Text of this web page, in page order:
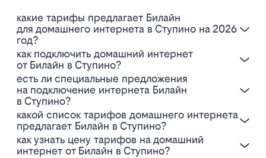
Какие тарифы предлагает Билайн
для домашнего интернета в Ступино на 2026
год?
Как подключить домашний интернет
от Билайн в Ступино?
Есть ли специальные предложения
на подключение интернета Билайн
в Ступино?
Какой список тарифов домашнего интернета
предлагает Билайн в Ступино?
Как узнать цену тарифов на домашний
интернет от Билайн в Ступино?